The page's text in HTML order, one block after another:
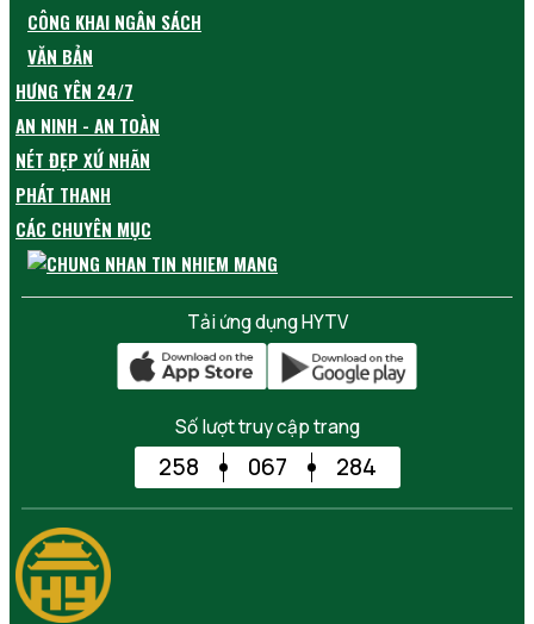
CÔNG KHAI NGÂN SÁCH
VĂN BẢN
HƯNG YÊN 24/7
AN NINH - AN TOÀN
NÉT ĐẸP XỨ NHÃN
PHÁT THANH
CÁC CHUYÊN MỤC
Tải ứng dụng HYTV
Số lượt truy cập trang
258 067 284